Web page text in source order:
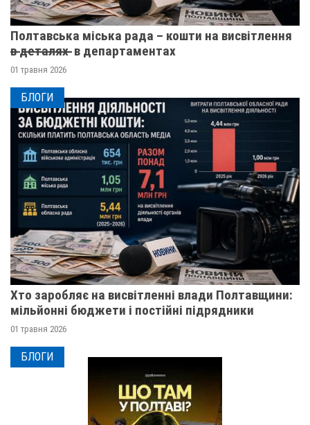
Полтавська міська рада – кошти на висвітлення
в̶ ̶д̶е̶т̶а̶л̶я̶х̶ ̶ в департаментах
01 травня 2026
БЛОГИ
Хто заробляє на висвітленні влади Полтавщини:
мільйонні бюджети і постійні підрядники
01 травня 2026
БЛОГИ